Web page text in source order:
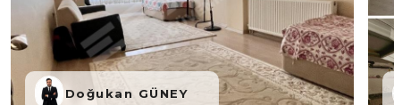
Doğukan GÜNEY